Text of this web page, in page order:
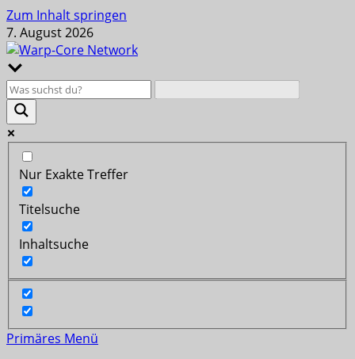
Zum Inhalt springen
7. August 2026
Nur Exakte Treffer
Titelsuche
Inhaltsuche
Primäres Menü